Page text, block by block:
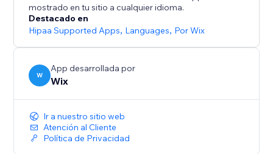
Nuestra atención al cliente en español está
disponible para responder a tus preguntas y
mostrado en tu sitio a cualquier idioma.
Destacado en
Hipaa Supported Apps, Languages, Por Wix
W
App desarrollada por
Wix
Ir a nuestro sitio web
Atención al Cliente
Política de Privacidad